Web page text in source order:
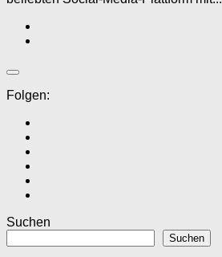
Folgen:
Suchen
Suchen